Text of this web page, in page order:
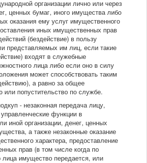
организации лично или через
ценных бумаг, иного имущества либо
оказания ему услуг имущественного
иных имущественных прав
(бездействие) в пользу
представляемых им лиц, если такие
входят в служебные
лица либо если оно в силу
может способствовать таким
а равно за общее
или попустительство по службе.
- незаконная передача лицу,
функции в
иной организации, денег, ценных
а также незаконные оказание
характера, предоставление
прав (в том числе когда по
лица имущество передается, или